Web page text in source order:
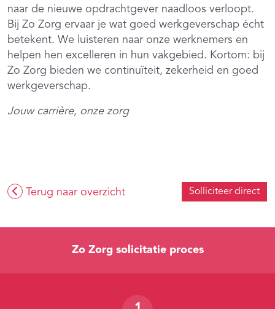
naar de nieuwe opdrachtgever naadloos verloopt.
Bij Zo Zorg ervaar je wat goed werkgeverschap écht
betekent. We luisteren naar onze werknemers en
helpen hen excelleren in hun vakgebied. Kortom: bij
Zo Zorg bieden we continuïteit, zekerheid en goed
werkgeverschap.
Jouw carrière, onze zorg
Terug naar overzicht Solliciteer direct
Zo Zorg solicitatie proces